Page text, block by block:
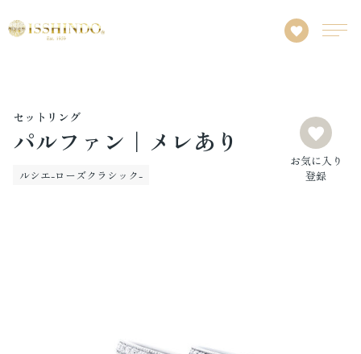
セットリング
パルファン｜メレあり
ルシエ-ローズクラシック-
お気に入り
登録